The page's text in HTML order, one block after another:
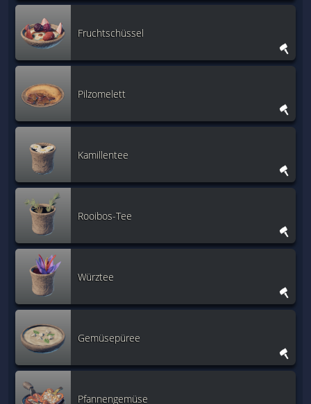
Fruchtschüssel
Pilzomelett
Kamillentee
Rooibos-Tee
Würztee
Gemüsepüree
Pfannengemüse